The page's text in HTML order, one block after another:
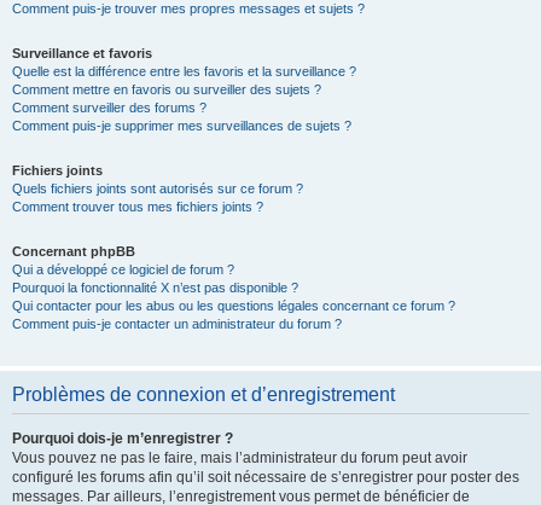
Comment puis-je trouver mes propres messages et sujets ?
Surveillance et favoris
Quelle est la différence entre les favoris et la surveillance ?
Comment mettre en favoris ou surveiller des sujets ?
Comment surveiller des forums ?
Comment puis-je supprimer mes surveillances de sujets ?
Fichiers joints
Quels fichiers joints sont autorisés sur ce forum ?
Comment trouver tous mes fichiers joints ?
Concernant phpBB
Qui a développé ce logiciel de forum ?
Pourquoi la fonctionnalité X n’est pas disponible ?
Qui contacter pour les abus ou les questions légales concernant ce forum ?
Comment puis-je contacter un administrateur du forum ?
Problèmes de connexion et d’enregistrement
Pourquoi dois-je m’enregistrer ?
Vous pouvez ne pas le faire, mais l’administrateur du forum peut avoir
configuré les forums afin qu’il soit nécessaire de s’enregistrer pour poster des
messages. Par ailleurs, l’enregistrement vous permet de bénéficier de